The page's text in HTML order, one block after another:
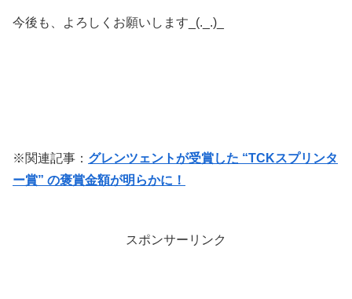
今後も、よろしくお願いします_(._.)_
※関連記事： グレンツェントが受賞した “TCKスプリンタ
ー賞” の褒賞金額が明らかに！
スポンサーリンク